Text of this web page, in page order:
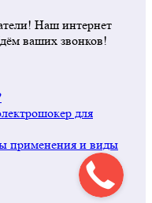
Наш интернет
ваших звонков!
для
применения и виды